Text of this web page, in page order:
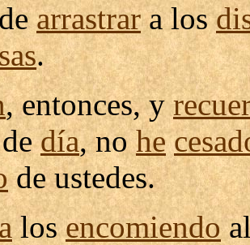
arrastrara los
.
, entonces, y
día, nohe
de ustedes.
losencomiendo